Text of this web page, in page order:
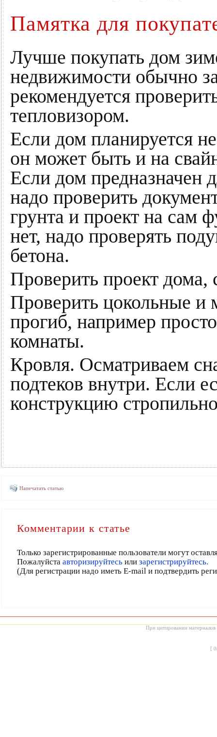
Памятка для
Лучше покупать дом
недвижимости обычно
рекомендуется
тепловизором.
Если дом планируется
он может быть и на
Если дом предназначен
надо проверить
грунта и проект на сам
нет, надо проверять
бетона.
Проверить проект дома,
Проверить цокольные
прогиб, например
комнаты.
Кровля. Осматриваем
подтеков внутри. Если
конструкцию
Напечатать статью
Комментарии к статье
Только зарегистрированные пользователи могут
Пожалуйста авторизируйтесьили зарегистрируйтесь.
(Для регистрации надо иметь E-mail и подтвердить
При цитировании материалов
[